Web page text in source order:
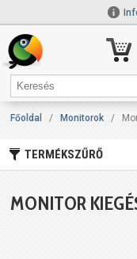
Főoldal / Monitorok /
TERMÉKSZŰRŐ
MONITOR